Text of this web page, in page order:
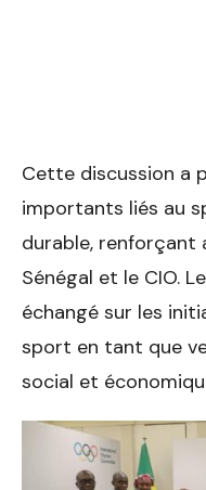
Cette discussion a
importants liés au
durable, renforçant
Sénégal et le CIO.
échangé sur les
sport en tant que
social et